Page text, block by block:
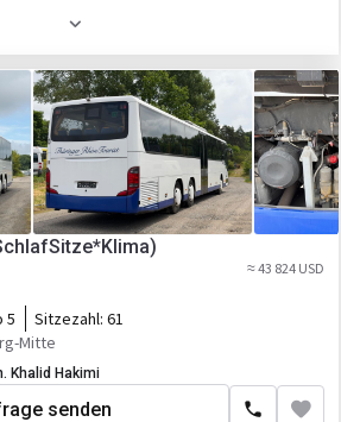
Blau
320 P.S.
Automatikgetriebe
Automatikgetriebe
≈ 43 824 USD
5 Sitzezahl: 61
Mitte
Khalid Hakimi
senden